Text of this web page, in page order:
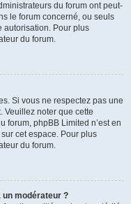
du forum ont peut-
le forum concerné, ou seuls
autorisation. Pour plus
du forum.
Si vous ne respectez pas une
Veuillez noter que cette
forum, phpBB Limited n’est en
cet espace. Pour plus
du forum.
modérateur ?